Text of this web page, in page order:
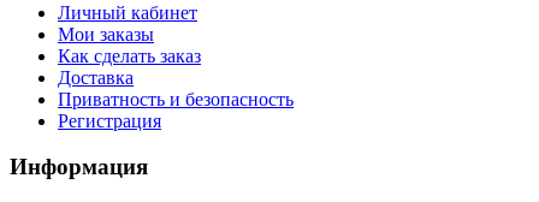
Личный кабинет
Мои заказы
Как сделать заказ
Доставка
Приватность и безопасность
Регистрация
Информация